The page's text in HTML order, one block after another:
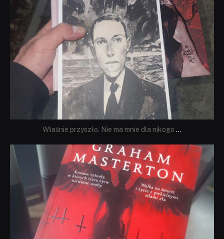
Właśnie przyszło. Nie ma mnie dla nikogo ...
dobryhorror
Sie 23